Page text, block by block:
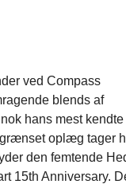
ved Compass
blends af
hans mest kendte
oplæg tager
den femtende
15th Anniversary.